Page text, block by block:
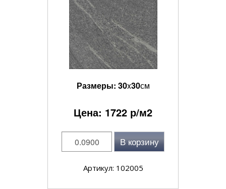
Размеры: 30x30см
Цена: 1722 р/м2
В корзину
Артикул: 102005